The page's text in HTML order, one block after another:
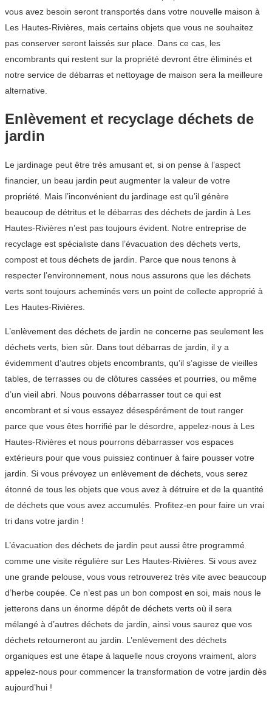
vous avez besoin seront transportés dans votre nouvelle maison à
Les Hautes-Rivières, mais certains objets que vous ne souhaitez
pas conserver seront laissés sur place. Dans ce cas, les
encombrants qui restent sur la propriété devront être éliminés et
notre service de débarras et nettoyage de maison sera la meilleure
alternative.
Enlèvement et recyclage déchets de
jardin
Le jardinage peut être très amusant et, si on pense à l’aspect
financier, un beau jardin peut augmenter la valeur de votre
propriété. Mais l’inconvénient du jardinage est qu’il génère
beaucoup de détritus et le débarras des déchets de jardin à Les
Hautes-Rivières n’est pas toujours évident. Notre entreprise de
recyclage est spécialiste dans l’évacuation des déchets verts,
compost et tous déchets de jardin. Parce que nous tenons à
respecter l’environnement, nous nous assurons que les déchets
verts sont toujours acheminés vers un point de collecte approprié à
Les Hautes-Rivières.
L’enlèvement des déchets de jardin ne concerne pas seulement les
déchets verts, bien sûr. Dans tout débarras de jardin, il y a
évidemment d’autres objets encombrants, qu’il s’agisse de vieilles
tables, de terrasses ou de clôtures cassées et pourries, ou même
d’un vieil abri. Nous pouvons débarrasser tout ce qui est
encombrant et si vous essayez désespérément de tout ranger
parce que vous êtes horrifié par le désordre, appelez-nous à Les
Hautes-Rivières et nous pourrons débarrasser vos espaces
extérieurs pour que vous puissiez continuer à faire pousser votre
jardin. Si vous prévoyez un enlèvement de déchets, vous serez
étonné de tous les objets que vous avez à détruire et de la quantité
de déchets que vous avez accumulés. Profitez-en pour faire un vrai
tri dans votre jardin !
L’évacuation des déchets de jardin peut aussi être programmé
comme une visite régulière sur Les Hautes-Rivières. Si vous avez
une grande pelouse, vous vous retrouverez très vite avec beaucoup
d’herbe coupée. Ce n’est pas un bon compost en soi, mais nous le
jetterons dans un énorme dépôt de déchets verts où il sera
mélangé à d’autres déchets de jardin, ainsi vous saurez que vos
déchets retourneront au jardin. L’enlèvement des déchets
organiques est une étape à laquelle nous croyons vraiment, alors
appelez-nous pour commencer la transformation de votre jardin dès
aujourd’hui !